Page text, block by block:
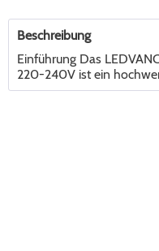
Beschreibung
Einführung Das
220-240V ist ein